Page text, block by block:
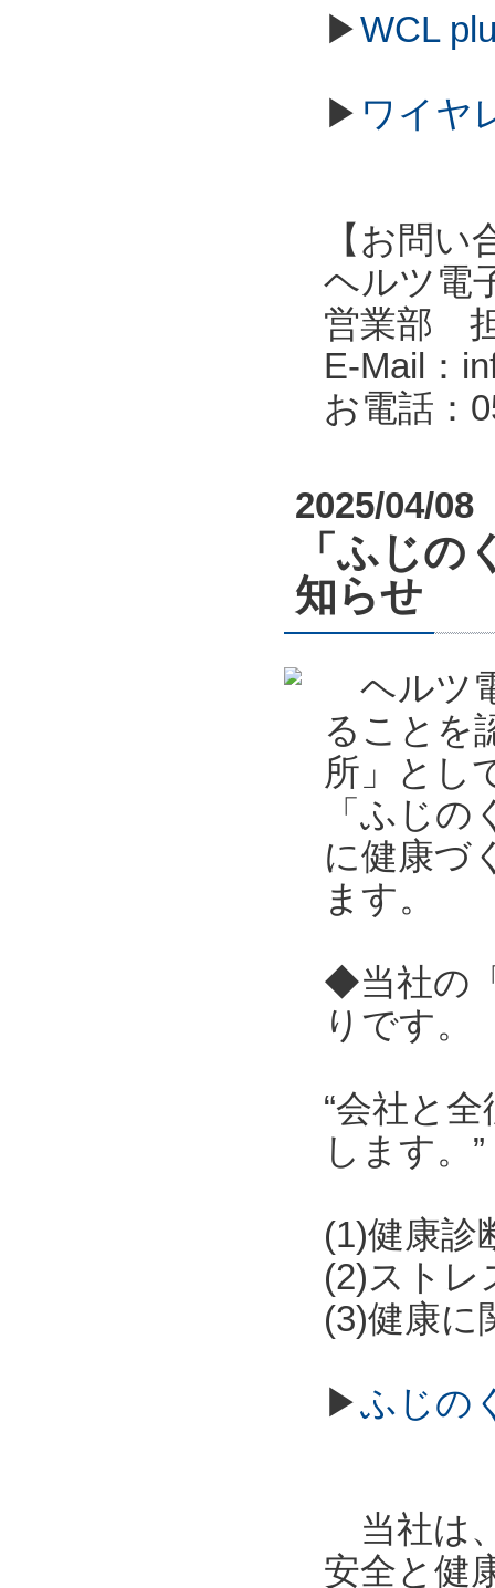
▶WCL
▶ ワイヤ
【お問い
ヘルツ電
営業部
E-Mail：
お電話：
2025/04/08
「ふじ
知らせ
ヘルツ
ることを
所」とし
「ふじ
に健康づ
ます。
◆当社の
りです。
“会社と
します。”
(1)健康
(2)スト
(3)健康
▶ふじの
当社は
安全と健